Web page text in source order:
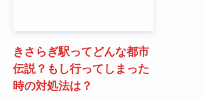
きさらぎ駅ってどんな都市
伝説？もし行ってしまった
時の対処法は？